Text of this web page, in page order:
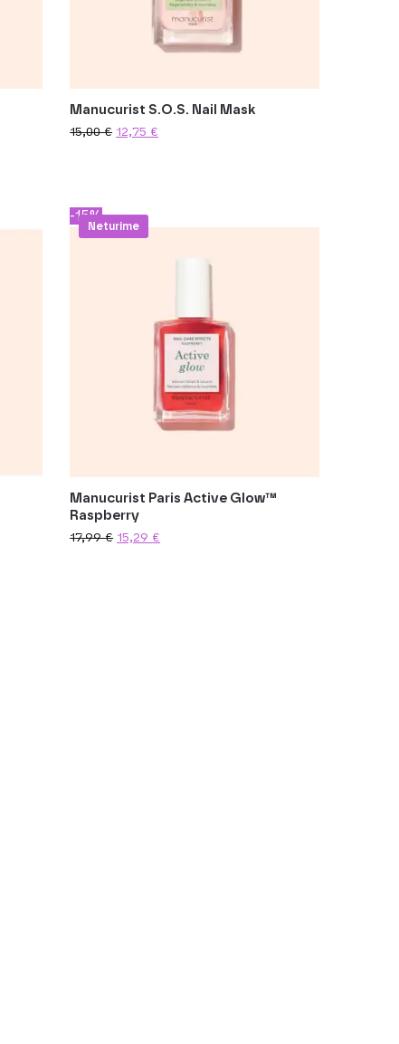
Manucurist S.O.S. Nail Mask
15,00€ 12,75 €
-15%
Neturime
Manucurist Paris Active Glow™
Raspberry
17,99€ 15,29 €